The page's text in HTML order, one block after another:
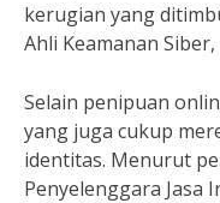
kerugian yang
Ahli Keamanan
Selain penipuan
yang juga cukup
identitas. Menurut
Penyelenggara Jasa